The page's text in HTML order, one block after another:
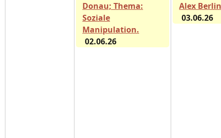
Donau; Thema:
Soziale
Manipulation.
02.06.26
Alex Berlin
03.06.26